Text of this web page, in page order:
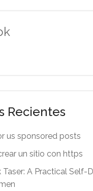
Recientes
us sponsored posts
un sitio con https
Taser: A Practical Self-